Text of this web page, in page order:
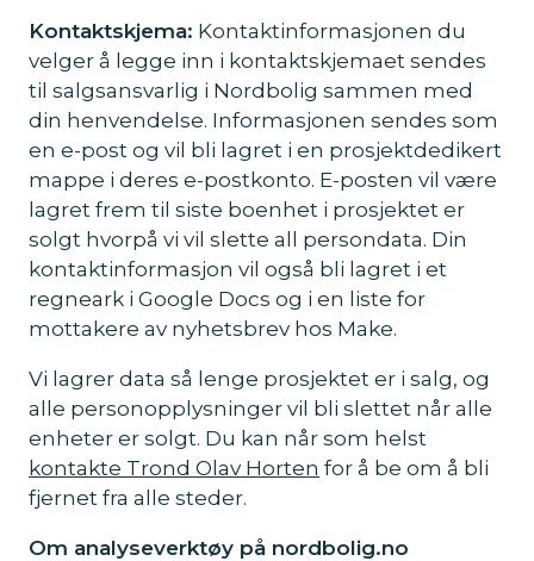
Kontaktskjema: Kontaktinformasjonen du
velger å legge inn i kontaktskjemaet sendes
til salgsansvarlig i Nordbolig sammen med
din henvendelse. Informasjonen sendes som
en e-post og vil bli lagret i en prosjektdedikert
mappe i deres e-postkonto. E-posten vil være
lagret frem til siste boenhet i prosjektet er
solgt hvorpå vi vil slette all persondata. Din
kontaktinformasjon vil også bli lagret i et
regneark i Google Docs og i en liste for
mottakere av nyhetsbrev hos Make.
Vi lagrer data så lenge prosjektet er i salg, og
alle personopplysninger vil bli slettet når alle
enheter er solgt. Du kan når som helst
kontakte Trond Olav Horten for å be om å bli
fjernet fra alle steder.
Om analyseverktøy på nordbolig.no